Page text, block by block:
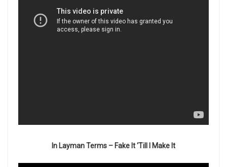
In Layman Terms – Fake It ‘Till I Make It